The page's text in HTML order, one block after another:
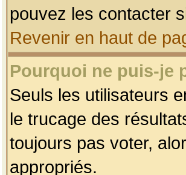
pouvez les contacter
Revenir en haut de
Pourquoi ne puis-je
Seuls les utilisateurs
le trucage des
toujours pas voter,
appropriés.